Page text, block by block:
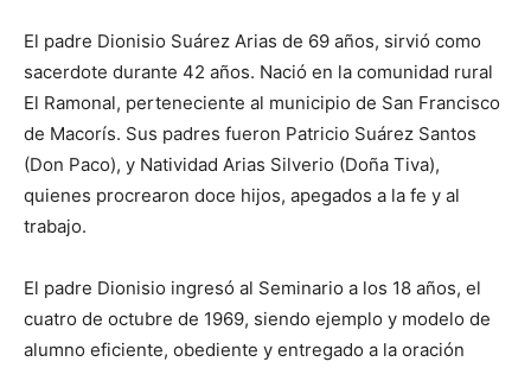
El padre Dionisio Suárez Arias de 69 años, sirvió como
sacerdote durante 42 años. Nació en la comunidad rural
El Ramonal, perteneciente al municipio de San Francisco
de Macorís. Sus padres fueron Patricio Suárez Santos
(Don Paco), y Natividad Arias Silverio (Doña Tiva),
quienes procrearon doce hijos, apegados a la fe y al
trabajo.
El padre Dionisio ingresó al Seminario a los 18 años, el
cuatro de octubre de 1969, siendo ejem­plo y modelo de
alumno eficiente, obediente y entregado a la oración